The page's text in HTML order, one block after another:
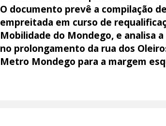
O documento prevê a compilação
empreitada em curso de
Mobilidade do Mondego, e analisa
no prolongamento da rua dos
Metro Mondego para a margem